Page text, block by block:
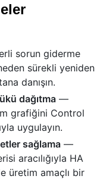
sorun giderme
sürekli yeniden
danışın.
dağıtma —
grafiğini Control
uygulayın.
sağlama —
aracılığıyla HA
üretim amaçlı bir